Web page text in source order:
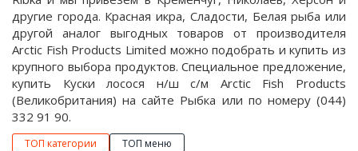
другие города. Красная икра, Сладости, Белая рыба или
другой аналог выгодных товаров от производителя
Arctic Fish Products Limited можно подобрать и купить из
крупного выбора продуктов. Специальное предложение,
купить Куски лосося н/ш с/м Arctic Fish Products
(Великобритания) на сайте Рыбка или по номеру (044)
332 91 90.
ТОП категории ТОП меню